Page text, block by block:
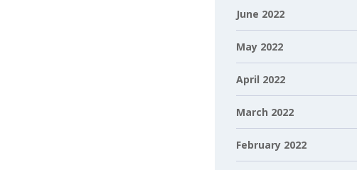
June 2022
May 2022
April 2022
March 2022
February 2022